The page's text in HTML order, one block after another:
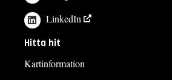
LinkedIn
Hitta hit
Kartinformation